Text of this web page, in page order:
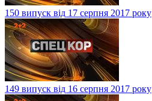
150 випуск від 17 серпня 2017 року
149 випуск від 16 серпня 2017 року